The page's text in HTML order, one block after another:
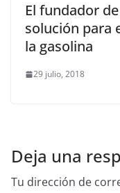
El fundador
solución para
la gasolina
29 julio, 2018
Deja una
Tu dirección de